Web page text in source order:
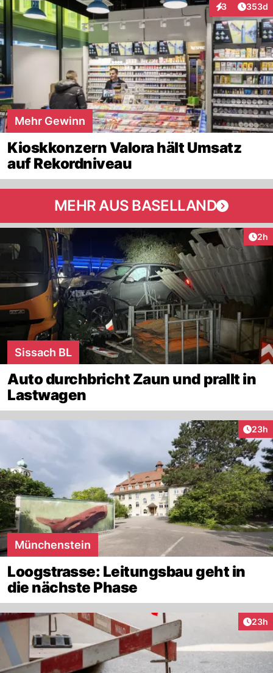
3
Interaktionen
353d
Mehr Gewinn
Kioskkonzern Valora hält Umsatz
auf Rekordniveau
MEHR AUS BASELLAND
2h
Sissach BL
Auto durchbricht Zaun und prallt in
Lastwagen
23h
Münchenstein
Loogstrasse: Leitungsbau geht in
die nächste Phase
23h